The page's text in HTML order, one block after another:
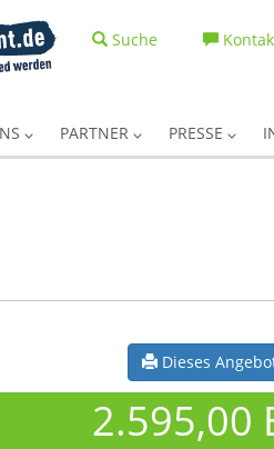
Suche
PARTNER PRESSE
Dieses
2.595,00